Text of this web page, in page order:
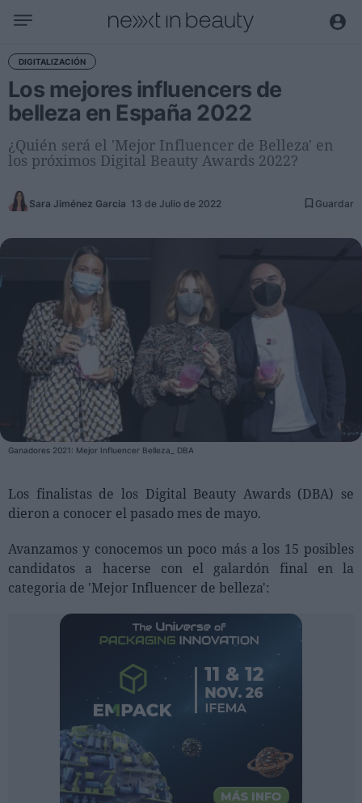
Negocio
Editorial
Actualidad
Nombramientos
Internacional
Innovación
Ciencia y tecnología
Digitalización
Sostenibilidad
Personas
Moda y Lujo
Cosmética
Proveedores
Perfumería
Salud
Agenda de actividades
Ferias sectoriales
Formaciones destacadas
DIGITALIZACIÓN
Los mejores influencers de
belleza en España 2022
¿Quién será el 'Mejor Influencer de Belleza' en
los próximos Digital Beauty Awards 2022?
Sara Jiménez Garcia 13 de Julio de 2022 Guardar
Ganadores 2021: Mejor Influencer Belleza_ DBA
Los finalistas de los Digital Beauty Awards (DBA) se
dieron a conocer el pasado mes de mayo.
Avanzamos y conocemos un poco más a los 15 posibles
candidatos a hacerse con el galardón final en la
categoria de 'Mejor Influencer de belleza':